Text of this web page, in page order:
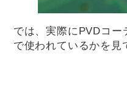
では、実際にPVDコ
で使われているかを見